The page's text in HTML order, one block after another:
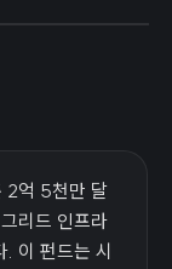
2억 5천만 달
리드 인프라
. 이 펀드는 시